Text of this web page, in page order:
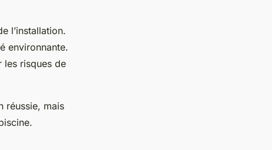
l’installation.
environnante.
les risques de
réussie, mais